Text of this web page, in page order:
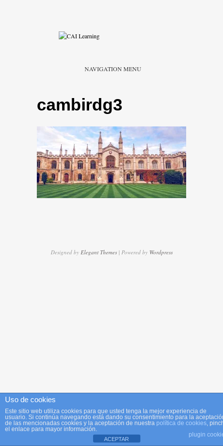
NAVIGATION MENU
cambirdg3
Designed by Elegant Themes| Powered by Wordpress
Uso de cookies
Este sitio web utiliza cookies para que usted tenga la mejor experiencia de
usuario. Si continúa navegando está dando su consentimiento para la
de las mencionadas cookies y la aceptación de nuestra política de cookies,
el enlace para mayor información.
plugin
ACEPTAR